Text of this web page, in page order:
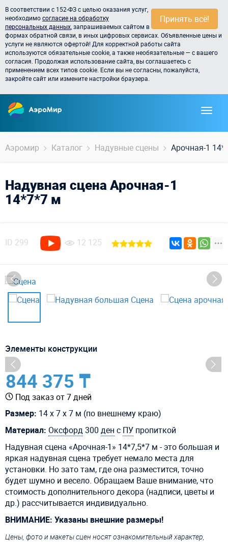
Принять всё!
В соответствии с 152-ФЗ с целью оказания услуг,
необходимосогласие на обработку
персональных данных , запрашиваемых сайтом в
формах обратной связи, в иных цифровых сервисах. Объявленные цены и
услуги не являются офертой! Для корректной работы сайта
используются обязательные cookie, а также необязательные — с вашего
согласия. Продолжая использование сайта, вы соглашаетесь с
применением всех типов cookie. Если вы не согласны, пожалуйста,
закройте сайт или измените настройки браузера.
Аэромир Каталог Надувные сцены Арочная-1
Надувная сцена Арочная-1
14*7*7 м
ID 299 12 125
Элементы конструкции
844 375 ₸
Под заказ от 7 дней
Размер: 14 х 7 х 7 м (по внешнему краю)
Материал: Оксфорд300 ден с ПУ пропиткой
Надувная сцена «Арочная-1» 14*7,5*7 м - это большая и
яркая надувная сцена требует немало места для
установки. Но зато там, где она разместится, точно
будет шумно и весело. Обращаем Ваше внимание, что
стоимость дополнительного декора (надписи, цветы и
др.) рассчитывается индивидуально.
ВНИМАНИЕ: Указаны внешние размеры!
Цены, фото и макеты сцен носят ознакомительный характер,